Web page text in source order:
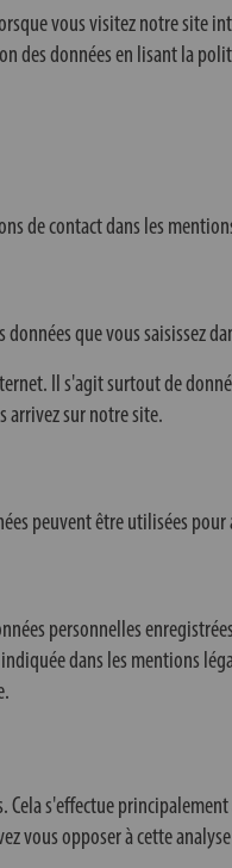
vous visitez notre site
des données en lisant la
de contact dans les
que vous saisissez
Il s'agit surtout de
arrivez sur notre site.
peuvent être utilisées
personnelles
dans les mentions
s'effectue
vous opposer à cette